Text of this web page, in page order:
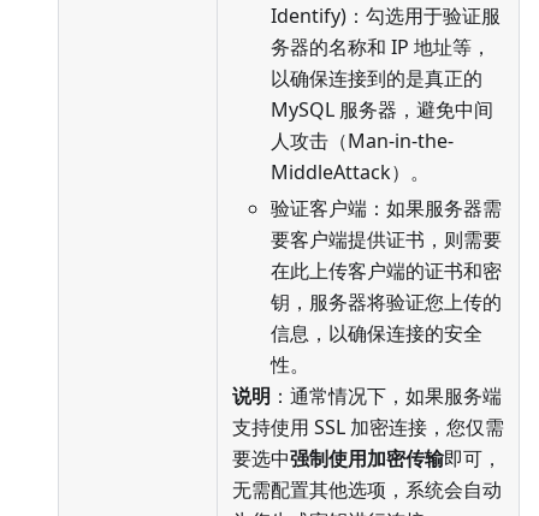
Identify)：勾选用于验证服
务器的名称和 IP 地址等，
以确保连接到的是真正的
MySQL 服务器，避免中间
人攻击（Man-in-the-
MiddleAttack）。
验证客户端：如果服务器需
要客户端提供证书，则需要
在此上传客户端的证书和密
钥，服务器将验证您上传的
信息，以确保连接的安全
性。
说明 ：通常情况下，如果服务端
支持使用 SSL 加密连接，您仅需
要选中强制使用加密传输即可，
无需配置其他选项，系统会自动